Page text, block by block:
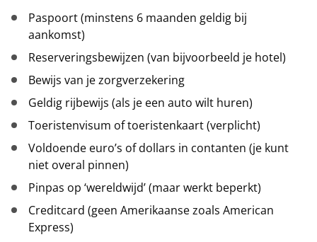
Paspoort (minstens 6 maanden geldig bij
aankomst)
Reserveringsbewijzen (van bijvoorbeeld je hotel)
Bewijs van je zorgverzekering
Geldig rijbewijs (als je een auto wilt huren)
Toeristenvisum of toeristenkaart (verplicht)
Voldoende euro’s of dollars in contanten (je kunt
niet overal pinnen)
Pinpas op ‘wereldwijd’ (maar werkt beperkt)
Creditcard (geen Amerikaanse zoals American
Express)